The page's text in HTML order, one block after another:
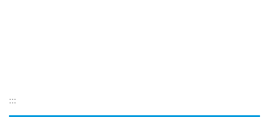
:::